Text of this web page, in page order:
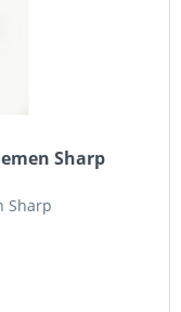
Sharp
Sharp